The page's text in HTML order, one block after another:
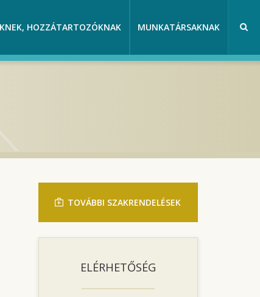
HOZZÁTARTOZÓKNAK MUNKATÁRSAKNAK
TOVÁBBI SZAKRENDELÉSEK
ELÉRHETŐSÉG